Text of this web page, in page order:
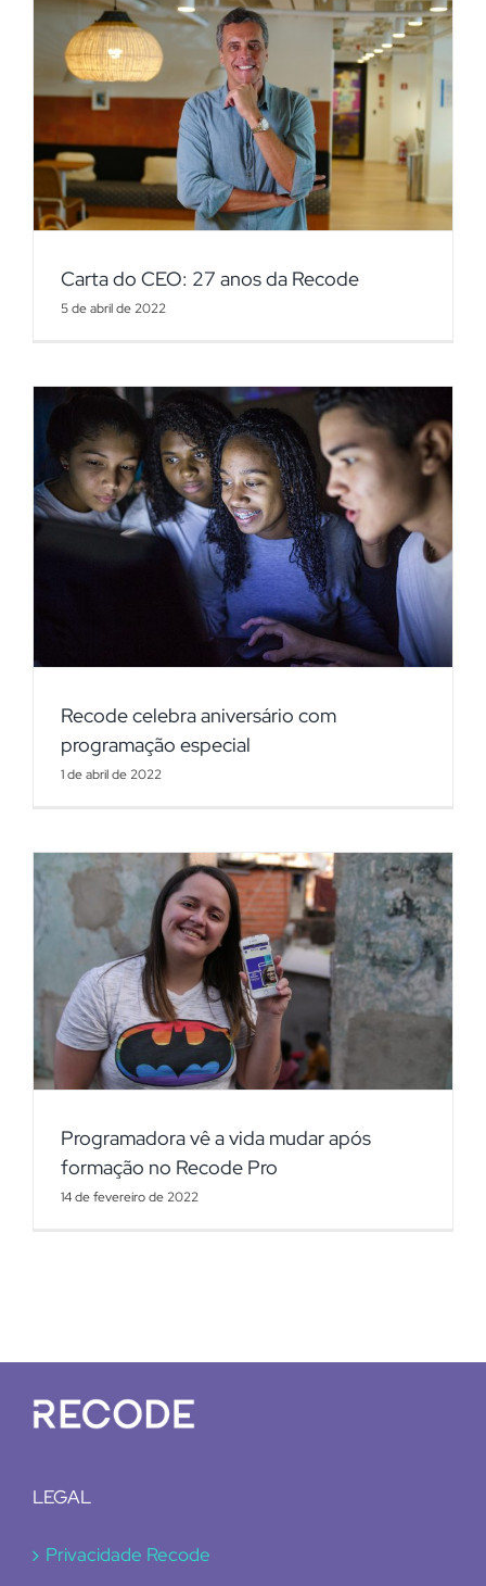
Carta do CEO: 27 anos da Recode
5 de abril de 2022
Recode celebra aniversário com
programação especial
1 de abril de 2022
Programadora vê a vida mudar após
formação no Recode Pro
14 de fevereiro de 2022
LEGAL
Privacidade Recode